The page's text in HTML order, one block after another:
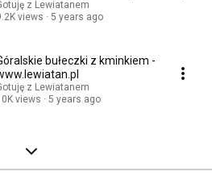
z Lewiatanem
views
5 years ago
bułeczki z kminkiem -
z Lewiatanem
views
5 years ago